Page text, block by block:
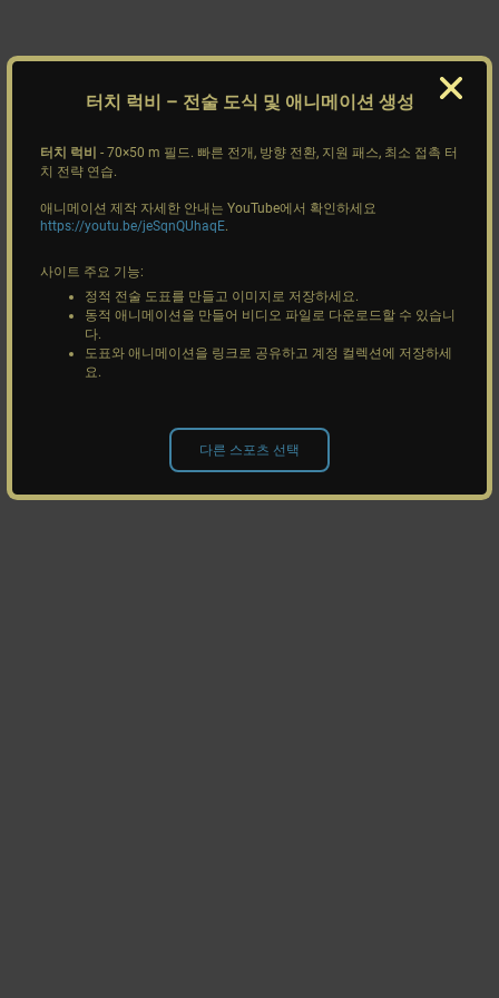
터치 럭비 – 전술 도식 및 애니메이션 생성
터치 럭비 - 70×50 m 필드. 빠른 전개, 방향 전환, 지원 패스, 최소 접촉 터
치 전략 연습.
애니메이션 제작 자세한 안내는 YouTube에서 확인하세요
https://youtu.be/jeSqnQUhaqE.
사이트 주요 기능:
정적 전술 도표를 만들고 이미지로 저장하세요.
동적 애니메이션을 만들어 비디오 파일로 다운로드할 수 있습니
다.
도표와 애니메이션을 링크로 공유하고 계정 컬렉션에 저장하세
요.
다른 스포츠 선택